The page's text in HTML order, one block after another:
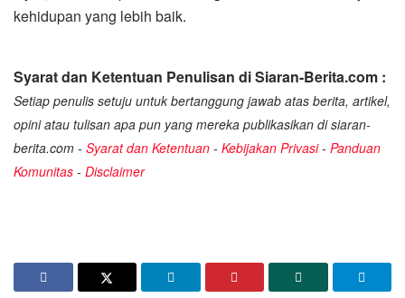
kehidupan yang lebih baik.
Syarat dan Ketentuan Penulisan di Siaran-Berita.com :
Setiap penulis setuju untuk bertanggung jawab atas berita, artikel,
opini atau tulisan apa pun yang mereka publikasikan di siaran-
berita.com - Syarat dan Ketentuan - Kebijakan Privasi- Panduan
Komunitas - Disclaimer